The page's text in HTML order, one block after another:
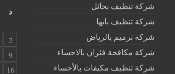
شركة تنظيف بحائل
شركة تنظيف بابها
شركة ترميم بالرياض
شركة مكافحة فئران بالاحساء
شركة تنظيف مكيفات بالأحساء
د
2
9
16